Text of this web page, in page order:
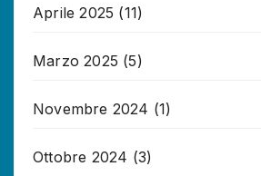
Aprile 2025 (11)
Marzo 2025 (5)
Novembre 2024 (1)
Ottobre 2024 (3)